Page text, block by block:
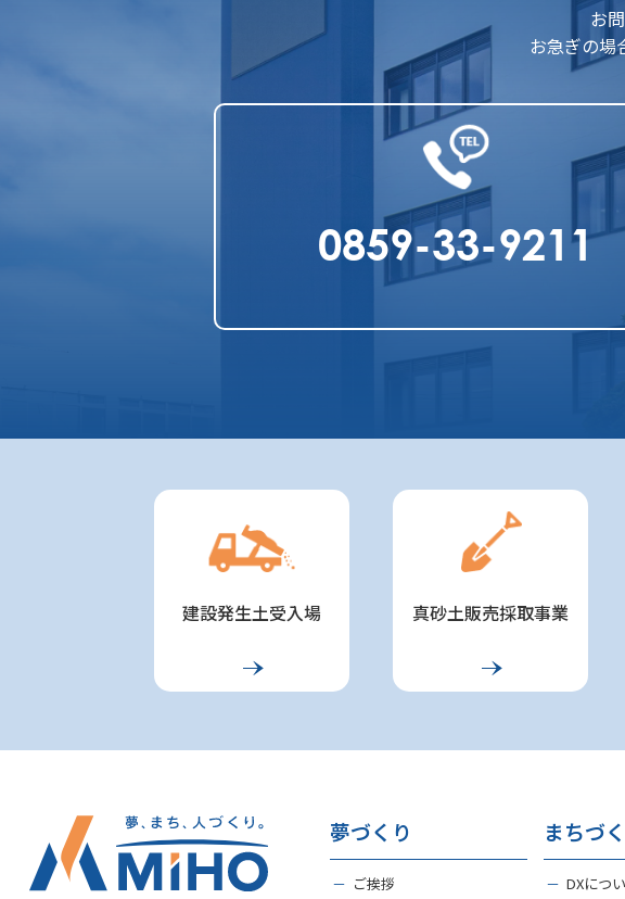
お
お急ぎの場
0859-33-9211
建設発生土受入場 真砂土販売採取事業
夢づくり
－ ご挨拶
まちづ
－DXにつ